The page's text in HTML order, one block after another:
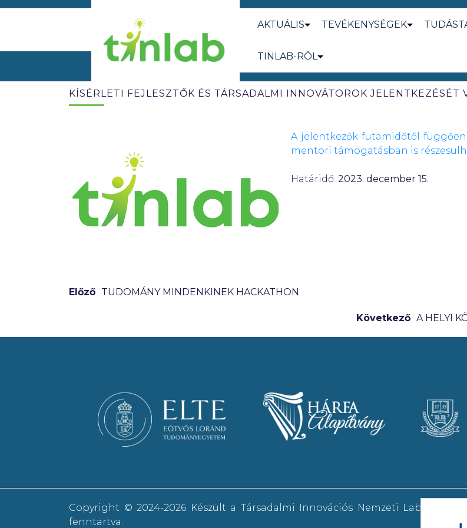
AKTUÁLIS TEVÉKENYSÉGEK
TINLAB-RÓL
KÍSÉRLETI FEJLESZTŐK ÉS TÁRSADALMI INNOVÁTOROK JELENTKEZÉSÉT
A jelentkezők futamidőtől
mentori támogatásban is
Határidő: 2023. december 15.
Előző TUDOMÁNY MINDENKINEK HACKATHON
Következő A HELYI
Copyright © 2024-2026 Készült a Társadalmi Innovációs Nemzeti
fenntartva.